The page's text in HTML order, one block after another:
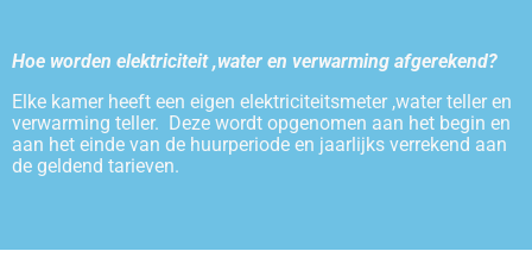
Hoe worden elektriciteit ,water en verwarming afgerekend?
Elke kamer heeft een eigen elektriciteitsmeter ,water teller en
verwarming teller. Deze wordt opgenomen aan het begin en
aan het einde van de huurperiode en jaarlijks verrekend aan
de geldend tarieven.